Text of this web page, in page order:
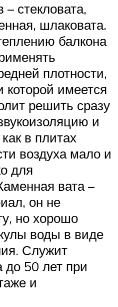
– стекловата,
шлаковата.
балкона
плотности,
имеется
решить сразу
и
в плитах
воздуха мало и
для
вата –
он не
но хорошо
воды в виде
Служит
до 50 лет при
и